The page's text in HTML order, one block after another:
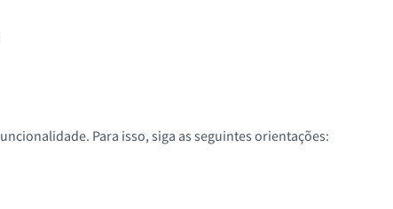
Para isso, siga as seguintes orientações: